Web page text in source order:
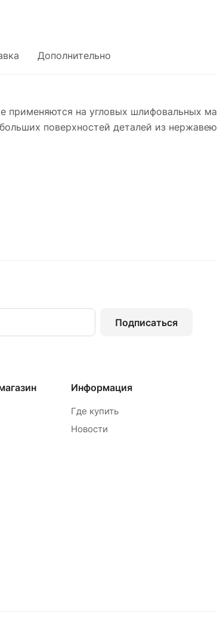
Дополнительно
применяются на угловых шлифовальных
поверхностей деталей из
Подписаться
Информация
Где купить
Новости